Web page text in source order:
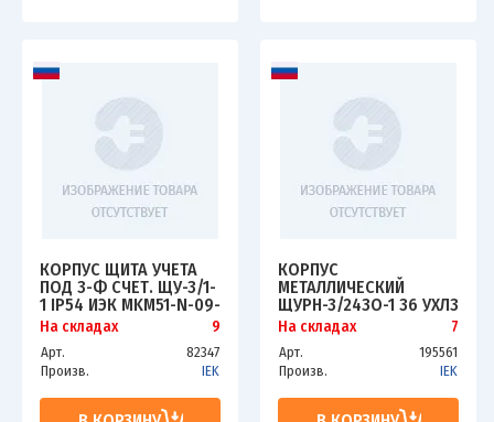
КОРПУС ЩИТА УЧЕТА
ПОД 3-Ф СЧЕТ. ЩУ-3/1-
1 IP54 ИЭК MKM51-N-09-
54
На складах 9
Арт.
82347
Произв.
IEK
КОРПУС
МЕТАЛЛИЧЕСКИЙ
ЩУРН-3/24ЗО-1 36 УХЛ3
IP31 ИЭК MKM32-N-24-
На складах 7
Арт.
195561
Произв.
IEK